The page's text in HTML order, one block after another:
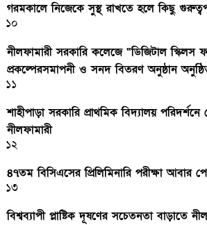
গরমকালে নিজেকে সুস্থ রাখতে হলে কিছু
১০
নীলফামারী সরকারি কলেজে “ডিজিটাল স্কিলস
প্রকল্পেরসমাপনী ও সনদ বিতরণ অনুষ্ঠান
১১
শাহীপাড়া সরকারি প্রাথমিক বিদ্যালয়
নীলফামারী
১২
৪৭তম বিসিএসের প্রিলিমিনারি পরীক্ষা আবার
১৩
বিশ্বব্যাপী প্লাষ্টিক দূষণের সচেতনতা বাড়াতে